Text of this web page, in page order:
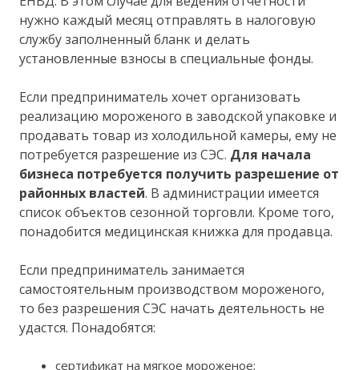
нужно каждый месяц отправлять в налоговую
службу заполненный бланк и делать
установленные взносы в специальные фонды.
Если предприниматель хочет организовать
реализацию мороженого в заводской упаковке и
продавать товар из холодильной камеры, ему не
потребуется разрешение из СЭС. Для начала
бизнеса потребуется получить разрешение от
районных властей. В администрации имеется
список объектов сезонной торговли. Кроме того,
понадобится медицинская книжка для продавца.
Если предприниматель занимается
самостоятельным производством мороженого,
то без разрешения СЭС начать деятельность не
удастся. Понадобятся:
сертификат на мягкое мороженое;